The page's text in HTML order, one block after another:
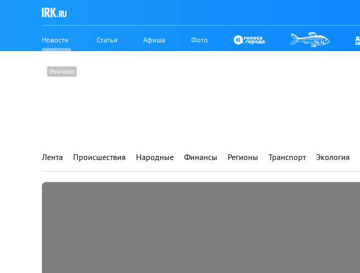
Новости Статьи Афиша Фото
Лента Происшествия Народные Финансы Регионы Транспорт Экология